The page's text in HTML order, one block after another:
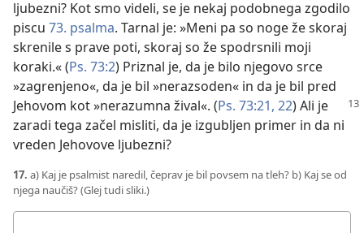
ljubezni? Kot smo videli, se je nekaj podobnega zgodilo
piscu 73. psalma. Tarnal je: »Meni pa so noge že skoraj
skrenile s prave poti, skoraj so že spodrsnili moji
koraki.« (Ps. 73:2) Priznal je, da je bilo njegovo srce
»zagrenjeno«, da je bil »nerazsoden« in da je bil pred
Jehovom kot »nerazumna žival«. (Ps. 73:21, 22)Ali je
zaradi tega začel misliti, da je izgubljen primer in da ni
vreden Jehovove ljubezni?
17. a) Kaj je psalmist naredil, čeprav je bil povsem na tleh? b) Kaj se od
njega naučiš? (Glej tudi sliki.)